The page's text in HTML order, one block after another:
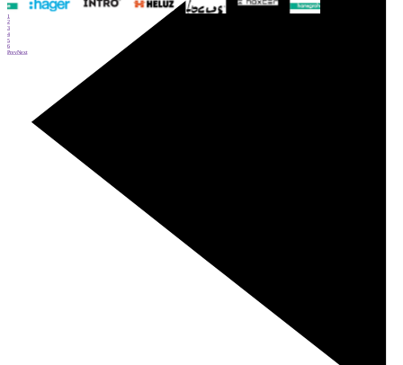
1
2
3
4
5
6
PrevNext